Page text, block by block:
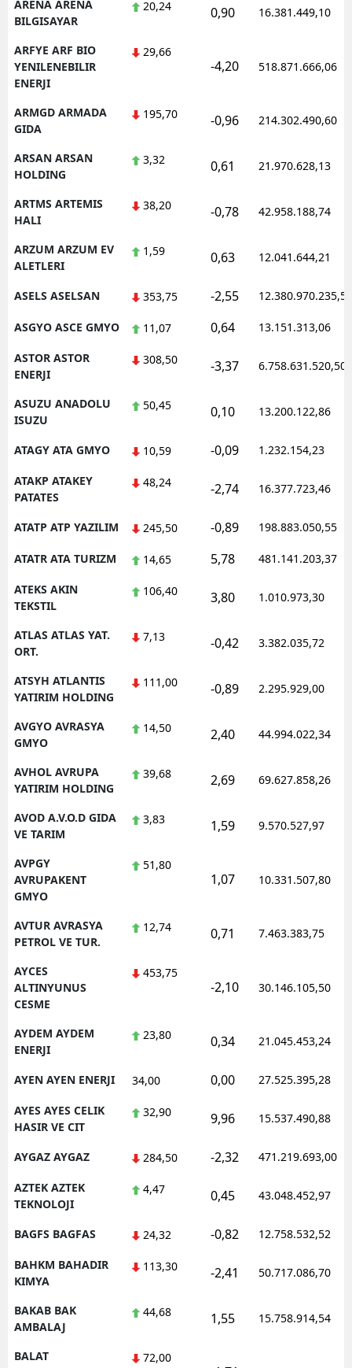
ARENA ARENA
BILGISAYAR
20,24 0,90 16.381.449,10
ARFYE ARF BIO
YENILENEBILIR
ENERJI
29,66
-4,20 518.871.666,06
ARMGD ARMADA
GIDA
195,70 -0,96 214.302.490,60
ARSAN ARSAN
HOLDING
3,32 0,61 21.970.628,13
ARTMS ARTEMIS
HALI
38,20 -0,78 42.958.188,74
ARZUM ARZUM EV
ALETLERI
1,59 0,63 12.041.644,21
ASELS ASELSAN 353,75 -2,55 12.380.970.235,50
ASGYO ASCE GMYO 11,07 0,64 13.151.313,06
ASTOR ASTOR
ENERJI
308,50 -3,37 6.758.631.520,50
ASUZU ANADOLU
ISUZU
50,45 0,10 13.200.122,86
ATAGY ATA GMYO 10,59 -0,09 1.232.154,23
ATAKP ATAKEY
PATATES
48,24 -2,74 16.377.723,46
ATATP ATP YAZILIM 245,50 -0,89 198.883.050,55
ATATR ATA TURIZM 14,65 5,78 481.141.203,37
ATEKS AKIN
TEKSTIL
106,40 3,80 1.010.973,30
ATLAS ATLAS YAT.
ORT.
7,13 -0,42 3.382.035,72
ATSYH ATLANTIS
YATIRIM HOLDING
111,00 -0,89 2.295.929,00
AVGYO AVRASYA
GMYO
14,50 2,40 44.994.022,34
AVHOL AVRUPA
YATIRIM HOLDING
39,68 2,69 69.627.858,26
AVOD A.V.O.D GIDA
VE TARIM
3,83 1,59 9.570.527,97
AVPGY
AVRUPAKENT
GMYO
51,80
1,07 10.331.507,80
AVTUR AVRASYA
PETROL VE TUR.
12,74 0,71 7.463.383,75
AYCES
ALTINYUNUS
CESME
453,75
-2,10 30.146.105,50
AYDEM AYDEM
ENERJI
23,80 0,34 21.045.453,24
AYEN AYEN ENERJI 34,00 0,00 27.525.395,28
AYES AYES CELIK
HASIR VE CIT
32,90 9,96 15.537.490,88
AYGAZ AYGAZ 284,50 -2,32 471.219.693,00
AZTEK AZTEK
TEKNOLOJI
4,47 0,45 43.048.452,97
BAGFS BAGFAS 24,32 -0,82 12.758.532,52
BAHKM BAHADIR
KIMYA
113,30 -2,41 50.717.086,70
BAKAB BAK
AMBALAJ
44,68 1,55 15.758.914,54
BALAT
72,00